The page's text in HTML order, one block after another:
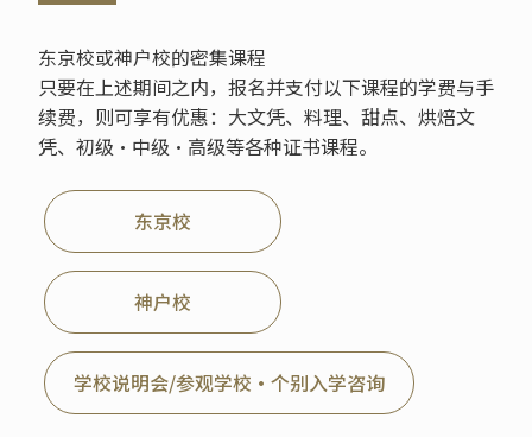
东京校或神户校的密集课程
只要在上述期间之内，报名并支付以下课程的学费与手
续费，则可享有优惠：大文凭、料理、甜点、烘焙文
凭、初级・中级・高级等各种证书课程。
东京校
神户校
学校说明会/参观学校・个别入学咨询